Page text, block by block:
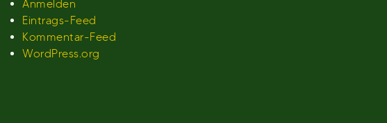
Anmelden
Eintrags-Feed
Kommentar-Feed
WordPress.org